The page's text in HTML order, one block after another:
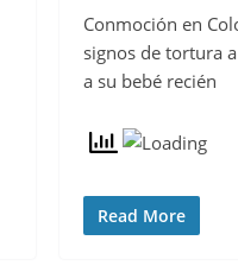
Conmoción en
signos de tortura
a su bebé recién
Read More